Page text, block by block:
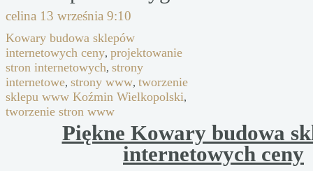
celina 13 września 9:10
Kowary budowa sklepów
internetowych ceny, projektowanie
stron internetowych, strony
internetowe, strony www, tworzenie
sklepu www Koźmin Wielkopolski,
tworzenie stron www
Piękne Kowary budowa
internetowych ceny